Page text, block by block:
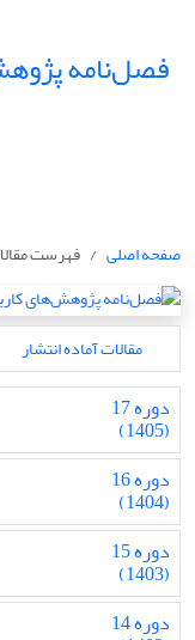
فصل‌نامه
صفحه اصلی فهرست
مقالات آماده انتشار
دوره 17
(1405)
دوره 16
(1404)
دوره 15
(1403)
دوره 14